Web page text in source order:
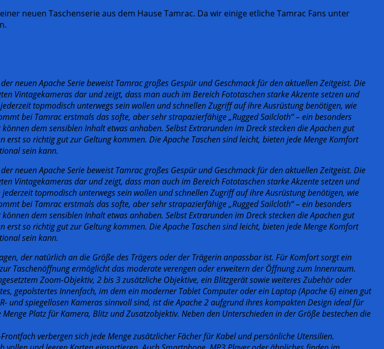
neuen Taschenserie aus dem Hause Tamrac. Da wir einige etliche Tamrac Fans unter
neuen Apache Serie beweist Tamrac großes Gespür und Geschmack für den aktuellen Zeitgeist. Die
Vintagekameras dar und zeigt, dass man auch im Bereich Fototaschen starke Akzente setzen und
topmodisch unterwegs sein wollen und schnellen Zugriff auf ihre Ausrüstung benötigen, wie
bei Tamrac erstmals das softe, aber sehr strapazierfähige „Rugged Sailcloth“ – ein besonders
dem sensiblen Inhalt etwas anhaben. Selbst Extrarunden im Dreck stecken die Apachen gut
so richtig gut zur Geltung kommen. Die Apache Taschen sind leicht, bieten jede Menge Komfort
sein kann.
neuen Apache Serie beweist Tamrac großes Gespür und Geschmack für den aktuellen Zeitgeist. Die
Vintagekameras dar und zeigt, dass man auch im Bereich Fototaschen starke Akzente setzen und
topmodisch unterwegs sein wollen und schnellen Zugriff auf ihre Ausrüstung benötigen, wie
bei Tamrac erstmals das softe, aber sehr strapazierfähige „Rugged Sailcloth“ – ein besonders
dem sensiblen Inhalt etwas anhaben. Selbst Extrarunden im Dreck stecken die Apachen gut
so richtig gut zur Geltung kommen. Die Apache Taschen sind leicht, bieten jede Menge Komfort
sein kann.
der natürlich an die Größe des Trägers oder der Trägerin anpassbar ist. Für Komfort sorgt ein
Taschenöffnung ermöglicht das moderate verengen oder erweitern der Öffnung zum Innenraum.
Zoom-Objektiv, 2 bis 3 zusätzliche Objektive, ein Blitzgerät sowie weiteres Zubehör oder
gepolstertes Innenfach, im dem ein moderner Tablet Computer oder ein Laptop (Apache 6) einen gut
und spiegellosen Kameras sinnvoll sind, ist die Apache 2 aufgrund ihres kompakten Design ideal für
Platz für Kamera, Blitz und Zusatzobjektiv. Neben den Unterschieden in der Größe bestechen die
verbergen sich jede Menge zusätzlicher Fächer für Kabel und persönliche Utensilien.